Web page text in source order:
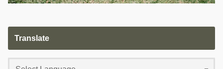
Translate